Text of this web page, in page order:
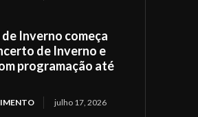
Inverno começa
de Inverno e
programação até
julho 17, 2026